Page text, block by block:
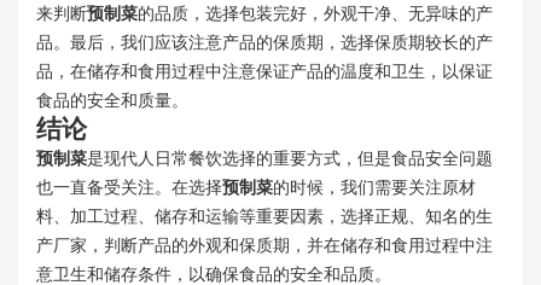
来判断预制菜的品质，选择包装完好，外观干净、无异味的产
品。最后，我们应该注意产品的保质期，选择保质期较长的产
品，在储存和食用过程中注意保证产品的温度和卫生，以保证
食品的安全和质量。
结论
预制菜是现代人日常餐饮选择的重要方式，但是食品安全问题
也一直备受关注。在选择预制菜的时候，我们需要关注原材
料、加工过程、储存和运输等重要因素，选择正规、知名的生
产厂家，判断产品的外观和保质期，并在储存和食用过程中注
意卫生和储存条件，以确保食品的安全和品质。